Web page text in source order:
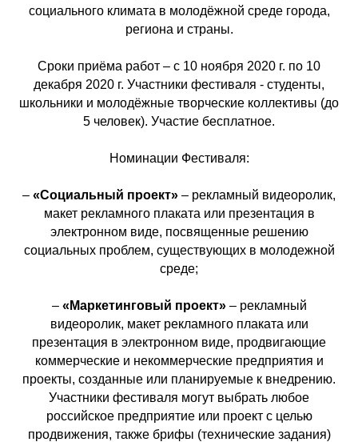
социального климата в молодёжной среде города,
региона и страны.
Сроки приёма работ – с 10 ноября 2020 г. по 10
декабря 2020 г. Участники фестиваля - студенты,
школьники и молодёжные творческие коллективы (до
5 человек). Участие бесплатное.
Номинации Фестиваля:
– «Социальный проект» – рекламный видеоролик,
макет рекламного плаката или презентация в
электронном виде, посвященные решению
социальных проблем, существующих в молодежной
среде;
– «Маркетинговый проект»– рекламный
видеоролик, макет рекламного плаката или
презентация в электронном виде, продвигающие
коммерческие и некоммерческие предприятия и
проекты, созданные или планируемые к внедрению.
Участники фестиваля могут выбрать любое
российское предприятие или проект с целью
продвижения, также брифы (технические задания)